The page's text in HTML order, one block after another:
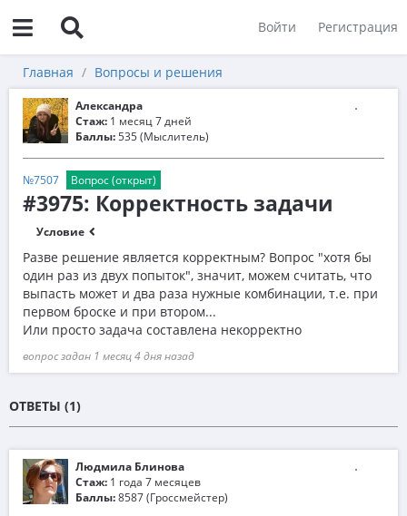
Войти Регистрация
Главная Вопросы и решения
Александра
Стаж: 1 месяц 7 дней
Баллы:535 (Мыслитель)
№7507 Вопрос (открыт)
#3975: Корректность задачи
Условие
Разве решение является корректным? Вопрос "хотя бы
один раз из двух попыток", значит, можем считать, что
выпасть может и два раза нужные комбинации, т.е. при
первом броске и при втором...
Или просто задача составлена некорректно
вопрос задан 1 месяц 4 дня назад
ОТВЕТЫ (1)
Людмила Блинова
Стаж: 1 года 7 месяцев
Баллы:8587 (Гроссмейстер)